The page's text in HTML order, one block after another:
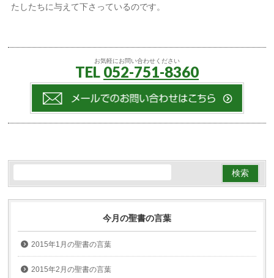
たしたちに与えて下さっているのです。
お気軽にお問い合わせください
TEL 052-751-8360
今月の聖書の言葉
2015年1月の聖書の言葉
2015年2月の聖書の言葉